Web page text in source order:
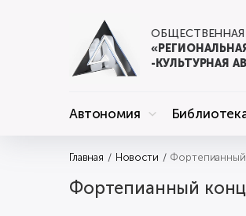
ОБЩЕСТВЕННАЯ
-КУЛЬТУРНАЯ
Автономия
Главная Новости Фортепианный
Фортепианный